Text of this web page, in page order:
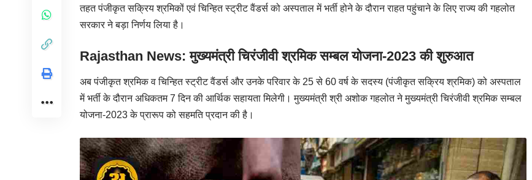
तहत पंजीकृत सक्रिय श्रमिकों एवं चिन्हित स्ट्रीट वैंडर्स को अस्पताल में भर्ती होने के दौरान राहत पहुंचाने के लिए राज्य की गहलोत
सरकार ने बड़ा निर्णय लिया है।
Rajasthan News: मुख्यमंत्री चिरंजीवी श्रमिक सम्बल योजना-2023 की शुरुआत
अब पंजीकृत श्रमिक व चिन्हित स्ट्रीट वैंडर्स और उनके परिवार के 25 से 60 वर्ष के सदस्य (पंजीकृत सक्रिय श्रमिक) को अस्पताल
में भर्ती के दौरान अधिकतम 7 दिन की आर्थिक सहायता मिलेगी। मुख्यमंत्री श्री अशोक गहलोत ने मुख्यमंत्री चिरंजीवी श्रमिक सम्बल
योजना-2023 के प्रारूप को सहमति प्रदान की है।